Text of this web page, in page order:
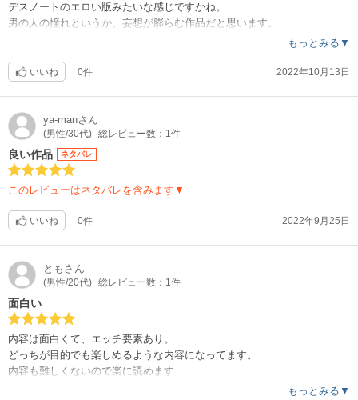
デスノートのエロい版みたいな感じですかね。
男の人の憧れというか、妄想が膨らむ作品だと思います。
見えそうで、見えない。 見えそうで見えた時の、なんとも言えない感じ
むとこで良いのかもしれません。
もっとみる▼
いいね 0件 2022年10月13日
ya-manさん
(男性/30代) 総レビュー数：1件
良い作品 ネタバレ
このレビューはネタバレを含みます▼
いいね 0件 2022年9月25日
とも さん
(男性/20代) 総レビュー数：1件
面白い
内容は面白くて、エッチ要素あり。
どっちが目的でも楽しめるような内容になってます。
内容も難しくないので楽に読めます
もっとみる▼